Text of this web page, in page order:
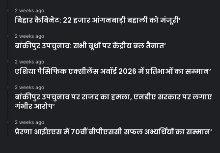
2 weeks ago
बिहार कैबिनेट: 22 हजार आंगनबाड़ी बहाली को मंजूरी’
2 weeks ago
बांकीपुर उपचुनाव: सभी बूथों पर केंद्रीय बल तैनात’
2 weeks ago
एशिया पैसिफिक एक्सीलेंस अवॉर्ड 2026 में प्रतिभाओं का सम्मान’
2 weeks ago
बांकीपुर उपचुनाव पर राजद का हमला, एनडीए सरकार पर लगाए
गंभीर आरोप’
2 weeks ago
प्रेरणा आईएएस में 70वीं बीपीएससी सफल अभ्यर्थियों का सम्मान’